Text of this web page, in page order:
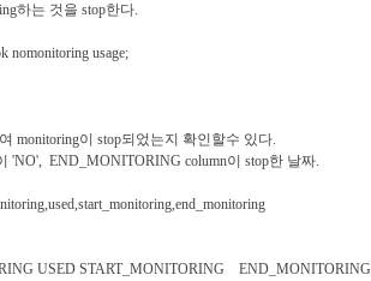
하는 것을 stop한다.
nomonitoring usage;
monitoring이 stop되었는지 확인할수 있다.
'NO', END_MONITORING column이 stop한 날짜.
USED START_MONITORING END_MONITORING